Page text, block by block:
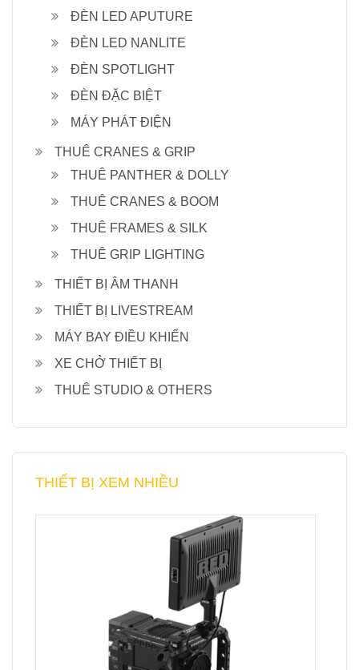
ĐÈN LED APUTURE
ĐÈN LED NANLITE
ĐÈN SPOTLIGHT
ĐÈN ĐẶC BIỆT
MÁY PHÁT ĐIỆN
THUÊ CRANES & GRIP
THUÊ PANTHER & DOLLY
THUÊ CRANES & BOOM
THUÊ FRAMES & SILK
THUÊ GRIP LIGHTING
THIẾT BỊ ÂM THANH
THIẾT BỊ LIVESTREAM
MÁY BAY ĐIỀU KHIỂN
XE CHỞ THIẾT BỊ
THUÊ STUDIO & OTHERS
THIẾT BỊ XEM NHIỀU